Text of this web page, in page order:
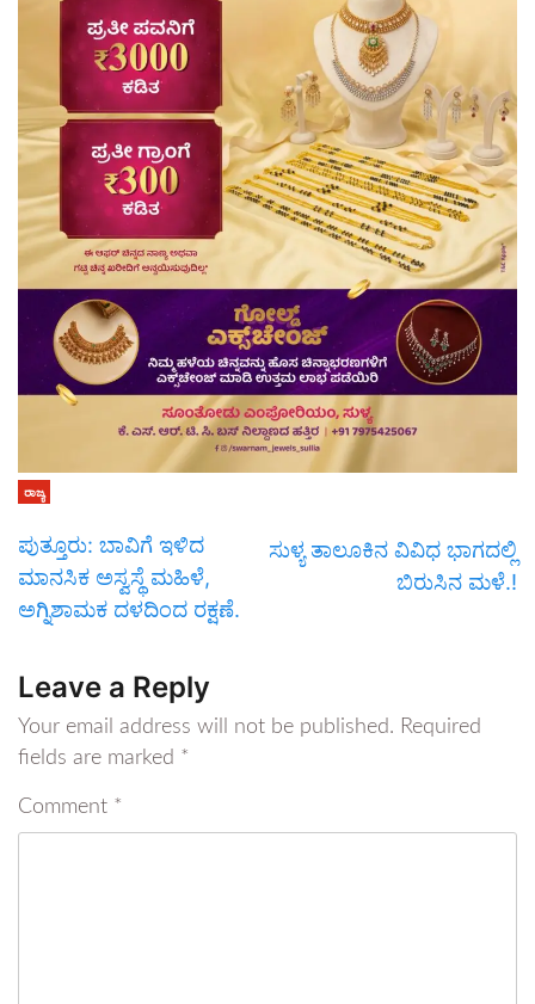
ರಾಜ್ಯ
ಪುತ್ತೂರು: ಬಾವಿಗೆ ಇಳಿದ
ಮಾನಸಿಕ ಅಸ್ವಸ್ಥೆ ಮಹಿಳೆ,
ಅಗ್ನಿಶಾಮಕ ದಳದಿಂದ ರಕ್ಷಣೆ.
ಸುಳ್ಯ ತಾಲೂಕಿನ ವಿವಿಧ ಭಾಗದಲ್ಲಿ
ಬಿರುಸಿನ ಮಳೆ.!
Leave a Reply
Your email address will not be published. Required
fields are marked *
Comment *